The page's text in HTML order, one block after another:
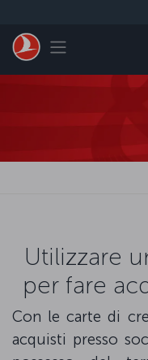
Toggle navigation
Utilizzare
per fare
Con le carte di
acquisti presso